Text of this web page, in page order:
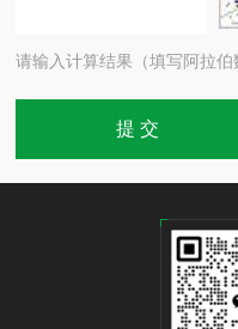
请输入计算结果（填写阿拉